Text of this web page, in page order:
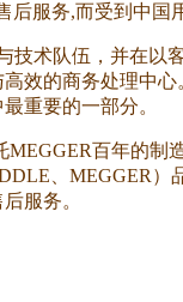
后服务,而受到中国
术队伍，并在以
效的商务处理中
重要的一部分。
百年的制
、MEGGER）
服务。